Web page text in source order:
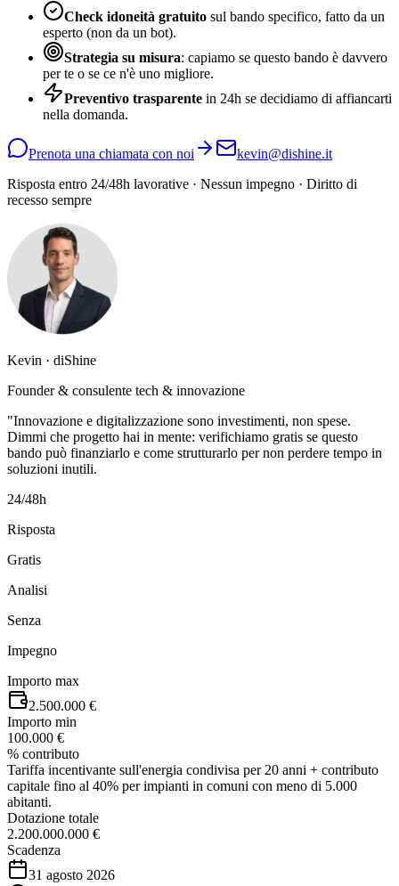
Check idoneità gratuito sul bando specifico, fatto da un
esperto (non da un bot).
Strategia su misura: capiamo se questo bando è davvero
per te o se ce n'è uno migliore.
Preventivo trasparente in 24h se decidiamo di affiancarti
nella domanda.
Prenota una chiamata con noi
kevin@dishine.it
Risposta entro 24/48h lavorative · Nessun impegno · Diritto di
recesso sempre
Kevin · diShine
Founder & consulente tech & innovazione
"Innovazione e digitalizzazione sono investimenti, non spese.
Dimmi che progetto hai in mente: verifichiamo gratis se questo
bando può finanziarlo e come strutturarlo per non perdere tempo in
soluzioni inutili.
24/48h
Risposta
Gratis
Analisi
Senza
Impegno
Importo max
2.500.000 €
Importo min
100.000 €
% contributo
Tariffa incentivante sull'energia condivisa per 20 anni + contributo
capitale fino al 40% per impianti in comuni con meno di 5.000
abitanti.
Dotazione totale
2.200.000.000 €
Scadenza
31 agosto 2026